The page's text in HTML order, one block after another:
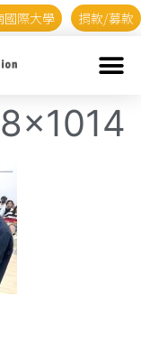
國際大學 捐款/募款